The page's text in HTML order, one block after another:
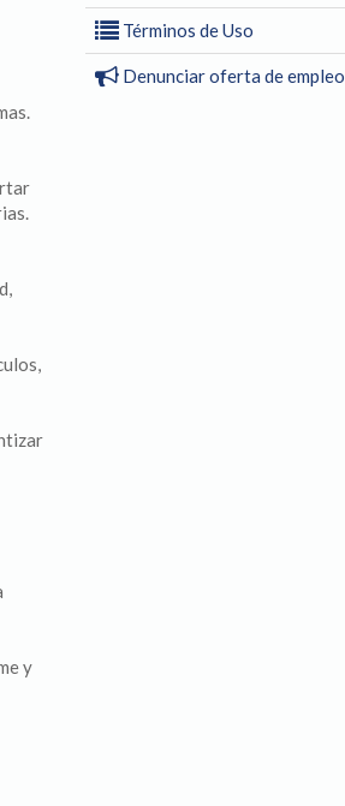
y
Términos de Uso
Denunciar oferta de empleo